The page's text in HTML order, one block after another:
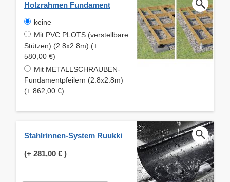
Holzrahmen Fundament
keine
Mit PVC PLOTS (verstellbare
Stützen) (2.8x2.8m) (+
580,00 €)
Mit METALLSCHRAUBEN-
Fundamentpfeilern (2.8x2.8m)
(+ 862,00 €)
Stahlrinnen-System Ruukki
(+ 281,00 € )